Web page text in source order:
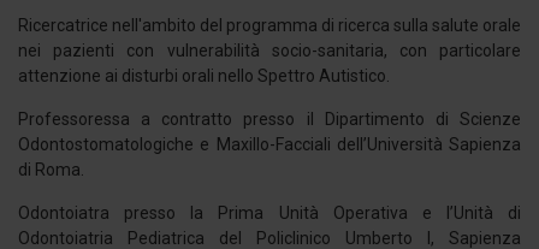
Ricercatrice nell'ambito del programma di ricerca sulla salute orale
nei pazienti con vulnerabilità socio-sanitaria, con particolare
attenzione ai disturbi orali nello Spettro Autistico.
Professoressa a contratto presso il Dipartimento di Scienze
Odontostomatologiche e Maxillo-Facciali dell’Università Sapienza
di Roma.
Odontoiatra presso la Prima Unità Operativa e l’Unità di
Odontoiatria Pediatrica del Policlinico Umberto I, Sapienza